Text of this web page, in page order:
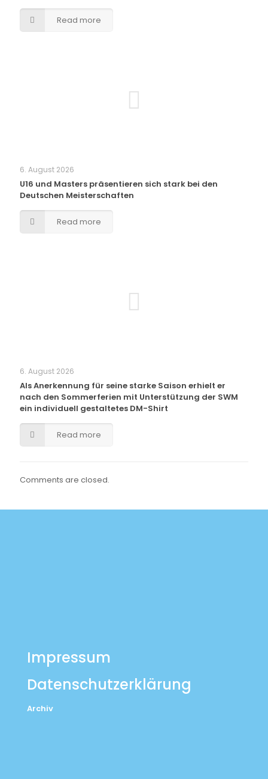
Read more
6. August 2026
U16 und Masters präsentieren sich stark bei den
Deutschen Meisterschaften
Read more
6. August 2026
Als Anerkennung für seine starke Saison erhielt er
nach den Sommerferien mit Unterstützung der SWM
ein individuell gestaltetes DM-Shirt
Read more
Comments are closed.
Impressum
Datenschutzerklärung
Archiv